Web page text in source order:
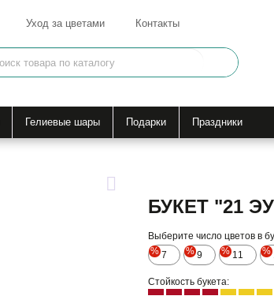
Уход за цветами Контакты
Гелиевые шары Подарки Праздники
БУКЕТ "21
Выберите число цветов в
% 7 % 9 % 11 %
Стойкость букета: